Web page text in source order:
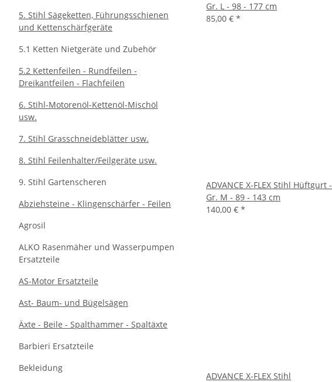
Gr. L - 98 - 177 cm
85,00 € *
ADVANCE X-FLEX Stihl Hüftgurt -
Gr. M - 89 - 143 cm
140,00 € *
ADVANCE X-FLEX Stihl
5. Stihl Sägeketten, Führungsschienen
und Kettenschärfgeräte
5.1 Ketten Nietgeräte und Zubehör
5.2 Kettenfeilen - Rundfeilen -
Dreikantfeilen - Flachfeilen
6. Stihl-Motorenöl-Kettenöl-Mischöl
usw.
7. Stihl Grasschneideblätter usw.
8. Stihl Feilenhalter/Feilgeräte usw.
9. Stihl Gartenscheren
Abziehsteine - Klingenschärfer - Feilen
Agrosil
ALKO Rasenmäher und Wasserpumpen
Ersatzteile
AS-Motor Ersatzteile
Ast- Baum- und Bügelsägen
Äxte - Beile - Spalthammer - Spaltäxte
Barbieri Ersatzteile
Bekleidung